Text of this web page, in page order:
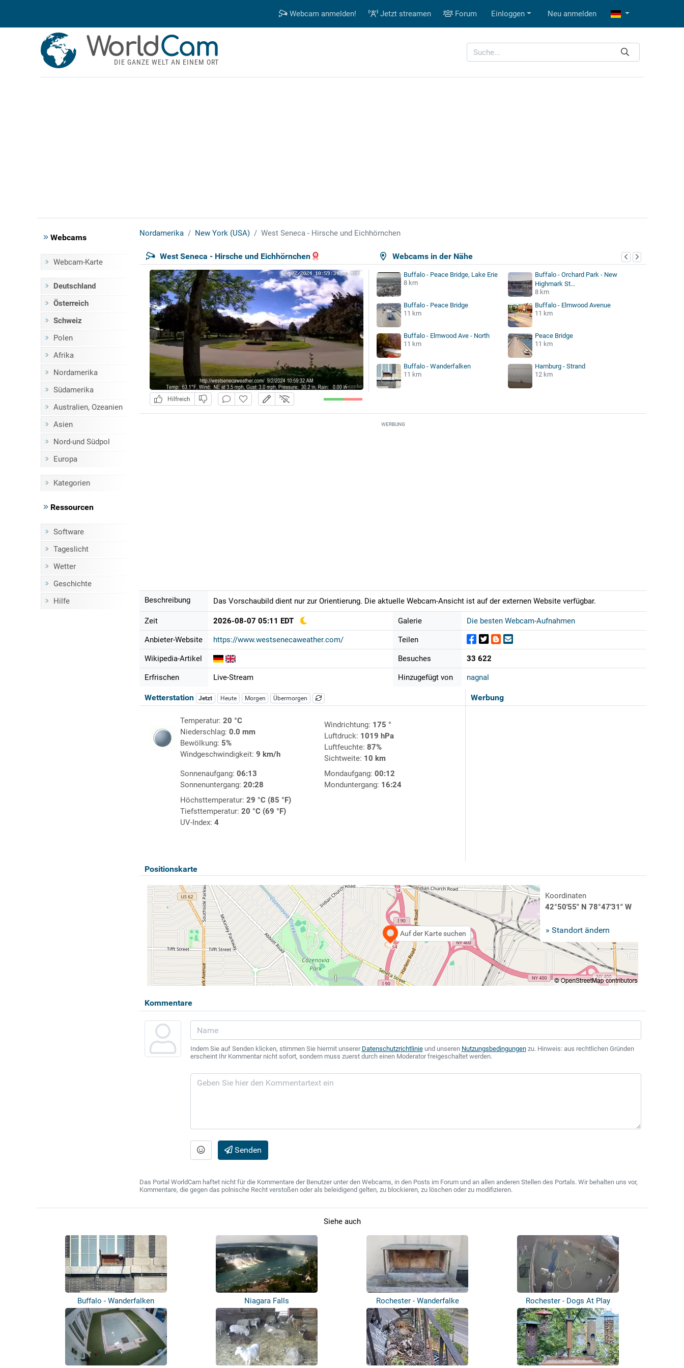
Webcam anmelden! Jetzt streamen Forum Einloggen Neu anmelden
WorldCam
DIE GANZE WELT AN EINEM ORT
Webcams
Webcam-Karte
Deutschland
Österreich
Schweiz
Polen
Afrika
Nordamerika
Südamerika
Australien, Ozeanien
Asien
Nord-und Südpol
Europa
Kategorien
Ressourcen
Software
Tageslicht
Wetter
Geschichte
Hilfe
Nordamerika New York (USA) West Seneca - Hirsche und Eichhörnchen
Webcams in der Nähe
West Seneca - Hirsche und Eichhörnchen
Hilfreich
Buffalo - Peace Bridge, Lake Erie
8 km
Buffalo - Orchard Park - New
Highmark St...
8 km
Buffalo - Peace Bridge
11 km
Buffalo - Elmwood Avenue
11 km
Buffalo - Elmwood Ave - North
11 km
Peace Bridge
11 km
Buffalo - Wanderfalken
11 km
Hamburg - Strand
12 km
WERBUNG
Beschreibung Das Vorschaubild dient nur zur Orientierung. Die aktuelle Webcam-Ansicht ist auf der externen Website verfügbar.
Zeit 2026-08-07 05:11 EDT
Anbieter-Website https://www.westsenecaweather.com/
Wikipedia-Artikel
Erfrischen Live-Stream
Galerie Die besten Webcam-Aufnahmen
Teilen
Besuches 33 622
Hinzugefügt von nagnal
Werbung
Wetterstation Jetzt Heute Morgen Übermorgen
Temperatur: 20 °C
Niederschlag: 0.0 mm
Bewölkung: 5%
Windgeschwindigkeit: 9 km/h
Windrichtung: 175 °
Luftdruck: 1019 hPa
Luftfeuchte: 87%
Sichtweite: 10 km
Sonnenaufgang: 06:13
Sonnenuntergang: 20:28
Mondaufgang: 00:12
Monduntergang: 16:24
Höchsttemperatur: 29 °C (85 °F)
Tiefsttemperatur: 20 °C (69 °F)
UV-Index: 4
Positionskarte
Auf der Karte suchen
Koordinaten
42°50'55" N 78°47'31" W
» Standort ändern
Kommentare
Indem Sie auf Senden klicken, stimmen Sie hiermit unserer Datenschutzrichtlinieund unseren Nutzungsbedingungenzu. Hinweis: aus rechtlichen Gründen
erscheint Ihr Kommentar nicht sofort, sondern muss zuerst durch einen Moderator freigeschaltet werden.
Senden
Das Portal WorldCam haftet nicht für die Kommentare der Benutzer unter den Webcams, in den Posts im Forum und an allen anderen Stellen des Portals. Wir behalten uns vor,
Kommentare, die gegen das polnische Recht verstoßen oder als beleidigend gelten, zu blockieren, zu löschen oder zu modifizieren.
Siehe auch
Buffalo - Wanderfalken Niagara Falls Rochester - Wanderfalke Rochester - Dogs At Play